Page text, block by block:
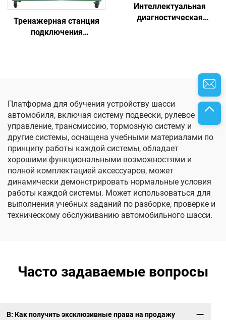
Тренажерная станция
подключения
Интеллектуальная
диагностическая
Платформа для обучения устройству шасси
автомобиля, включая систему подвески, рулевое
управление, трансмиссию, тормозную систему и
другие системы, оснащена учебными материалами по
принципу работы каждой системы, обладает
хорошими функциональными возможностями и
полной комплектацией аксессуаров, может
динамически демонстрировать нормальные условия
работы каждой системы. Может использоваться для
выполнения учебных заданий по разборке, проверке и
техническому обслуживанию автомобильного шасси.
Часто задаваемые вопросы
В: Как получить эксклюзивные права на продажу